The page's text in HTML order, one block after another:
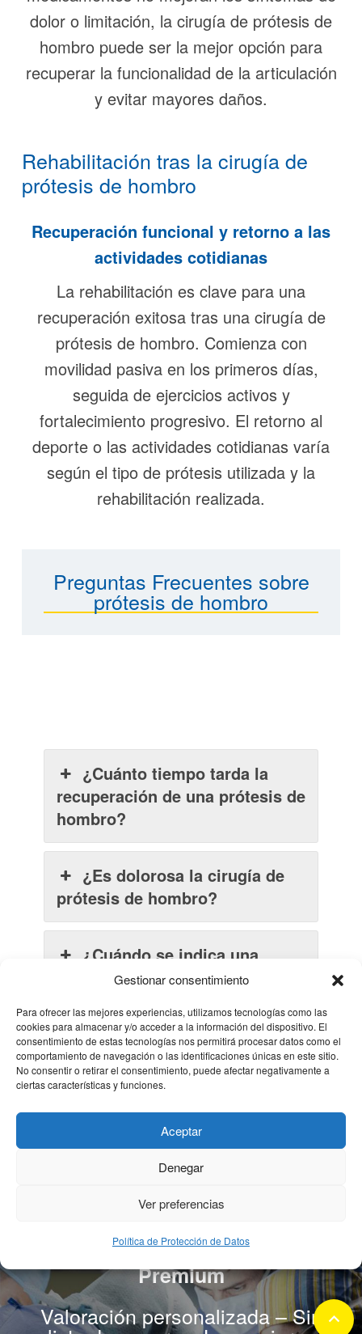
Gestionar consentimiento
Para ofrecer las mejores experiencias, utilizamos tecnologías como las
cookies para almacenar y/o acceder a la información del dispositivo. El
consentimiento de estas tecnologías nos permitirá procesar datos como el
comportamiento de navegación o las identificaciones únicas en este sitio.
No consentir o retirar el consentimiento, puede afectar negativamente a
ciertas características y funciones.
Aceptar
Denegar
Ver preferencias
Política de Protección de Datos
dolor o limitación, la cirugía de prótesis de
hombro puede ser la mejor opción para
recuperar la funcionalidad de la articulación
y evitar mayores daños.
Rehabilitación tras la cirugía de
prótesis de hombro
Recuperación funcional y retorno a las
actividades cotidianas
La rehabilitación es clave para una
recuperación exitosa tras una cirugía de
prótesis de hombro. Comienza con
movilidad pasiva en los primeros días,
seguida de ejercicios activos y
fortalecimiento progresivo. El retorno al
deporte o las actividades cotidianas varía
según el tipo de prótesis utilizada y la
rehabilitación realizada.
Preguntas Frecuentes sobre
prótesis de hombro
¿Cuánto tiempo tarda la
recuperación de una prótesis de
hombro?
¿Es dolorosa la cirugía de
prótesis de hombro?
¿Cuándo se indica una
prótesis de hombro?
¿Qué es la prótesis
invertida de hombro?
Conoce nuestro espacio
Premium
Valoración personalizada – Sin keyboard_arrow_up